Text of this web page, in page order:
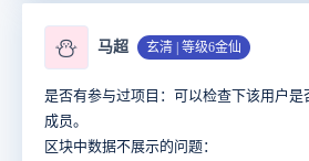
⛄ 马超 玄清 | 等级6金仙
是否有参与过项目：可以检查下该用户是
成员。
区块中数据不展示的问题：